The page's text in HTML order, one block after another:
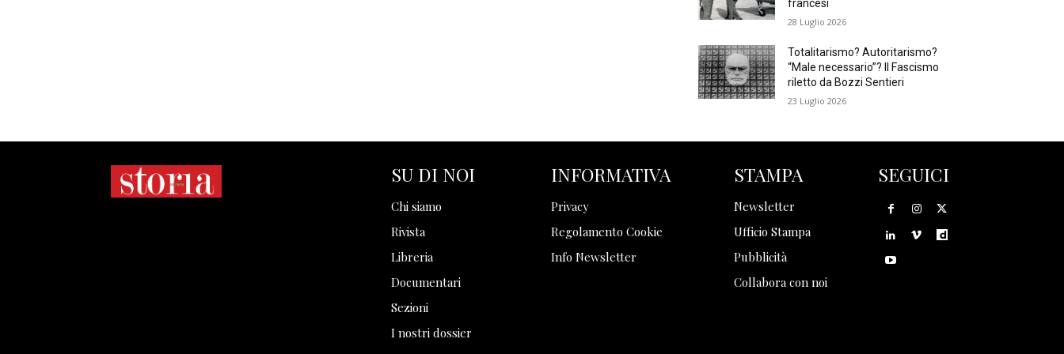
francesi
28 Luglio 2026
Totalitarismo? Autoritarismo?
“Male necessario”? Il Fascismo
riletto da Bozzi Sentieri
23 Luglio 2026
SU DI NOI
Chi siamo
Rivista
Libreria
Documentari
Sezioni
I nostri dossier
INFORMATIVA
Privacy
Regolamento Cookie
Info Newsletter
STAMPA
Newsletter
Ufficio Stampa
Pubblicità
Collabora con noi
SEGUICI